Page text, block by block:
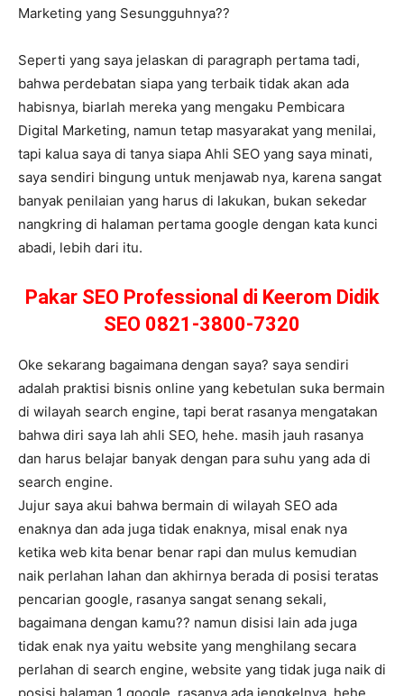
Marketing yang Sesungguhnya??
Seperti yang saya jelaskan di paragraph pertama tadi,
bahwa perdebatan siapa yang terbaik tidak akan ada
habisnya, biarlah mereka yang mengaku Pembicara
Digital Marketing, namun tetap masyarakat yang menilai,
tapi kalua saya di tanya siapa Ahli SEO yang saya minati,
saya sendiri bingung untuk menjawab nya, karena sangat
banyak penilaian yang harus di lakukan, bukan sekedar
nangkring di halaman pertama google dengan kata kunci
abadi, lebih dari itu.
Pakar SEO Professional di Keerom Didik
SEO 0821-3800-7320
Oke sekarang bagaimana dengan saya? saya sendiri
adalah praktisi bisnis online yang kebetulan suka bermain
di wilayah search engine, tapi berat rasanya mengatakan
bahwa diri saya lah ahli SEO, hehe. masih jauh rasanya
dan harus belajar banyak dengan para suhu yang ada di
search engine.
Jujur saya akui bahwa bermain di wilayah SEO ada
enaknya dan ada juga tidak enaknya, misal enak nya
ketika web kita benar benar rapi dan mulus kemudian
naik perlahan lahan dan akhirnya berada di posisi teratas
pencarian google, rasanya sangat senang sekali,
bagaimana dengan kamu?? namun disisi lain ada juga
tidak enak nya yaitu website yang menghilang secara
perlahan di search engine, website yang tidak juga naik di